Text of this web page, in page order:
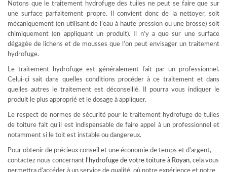
Notons que le traitement hydrofuge des tuiles ne peut se faire que sur
une surface parfaitement propre. Il convient donc de la nettoyer, soit
mécaniquement (en utilisant de l’eau à haute pression ou une brosse) soit
chimiquement (en appliquant un produit). Il n’y a que sur une surface
dégagée de lichens et de mousses que l’on peut envisager un traitement
hydrofuge.
Le traitement hydrofuge est généralement fait par un professionnel.
Celui-ci sait dans quelles conditions procéder à ce traitement et dans
quelles autres le traitement est déconseillé. Il pourra vous indiquer le
produit le plus approprié et le dosage à appliquer.
Le respect de normes de sécurité pour le traitement hydrofuge de tuiles
de toiture fait qu’il est indispensable de faire appel à un professionnel et
notamment si le toit est instable ou dangereux.
Pour obtenir de précieux conseil et une économie de temps et d’argent,
contactez nous concernant l’ hydrofuge de votre toiture à Royan, cela vous